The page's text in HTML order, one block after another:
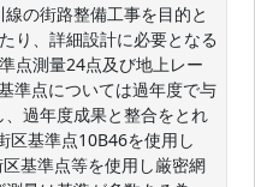
の街路整備工事を目的と
り、詳細設計に必要となる
点測量24点及び地上レー
準点については過年度で与
過年度成果と整合をとれ
区基準点10B46を使用し
基準点等を使用し厳密網